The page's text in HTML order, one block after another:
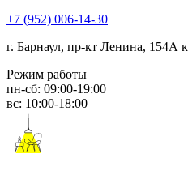
+7 (952) 006-14-30
г. Барнаул, пр-кт Ленина, 154А
Режим работы
пн-сб: 09:00-19:00
вс: 10:00-18:00